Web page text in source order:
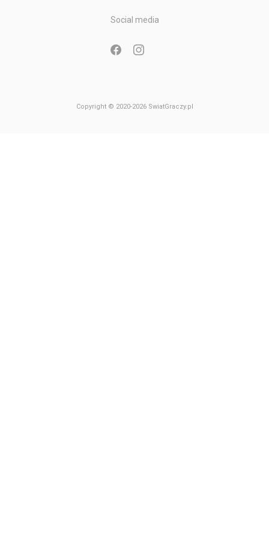
Social media
Copyright © 2020-2026 SwiatGraczy.pl